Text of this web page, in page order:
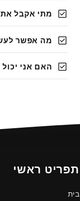
check_box מתי אקבל
check_box מה אפשר
check_box האם אני
תפריט ראשי
בית